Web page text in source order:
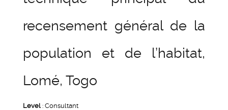
recensement général de la
population et de l’habitat,
Lomé, Togo
Level : Consultant